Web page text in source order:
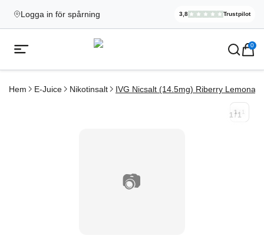
Logga in för spårning
Elekcig.se
3,8 Trustpilot
,3 071
Öppna mobilmeny
Ecigg → Köp e-cigarett och 0
Hem E-Juice Nikotinsalt IVG Nicsalt (14.5mg) Riberry
📷
1 / 1
1 / 1